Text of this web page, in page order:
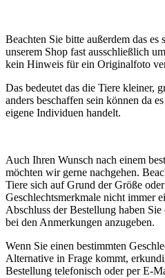
Beachten Sie bitte außerdem das
unserem Shop fast ausschließlich
kein Hinweis für ein Originalfoto
Das bedeutet das die Tiere kleiner,
anders beschaffen sein können da
eigene Individuen handelt.
Auch Ihren Wunsch nach einem
möchten wir gerne nachgehen.
Tiere sich auf Grund der Größe
Geschlechtsmerkmale nicht immer
Abschluss der Bestellung haben
bei den Anmerkungen anzugeben.
Wenn Sie einen bestimmten
Alternative in Frage kommt,
Bestellung telefonisch oder per E-